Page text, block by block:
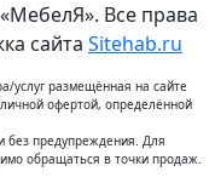
Все права
сайта Sitehab.ru
услуг размещённая на сайте
офертой, определённой
предупреждения. Для
обращаться в точки продаж.